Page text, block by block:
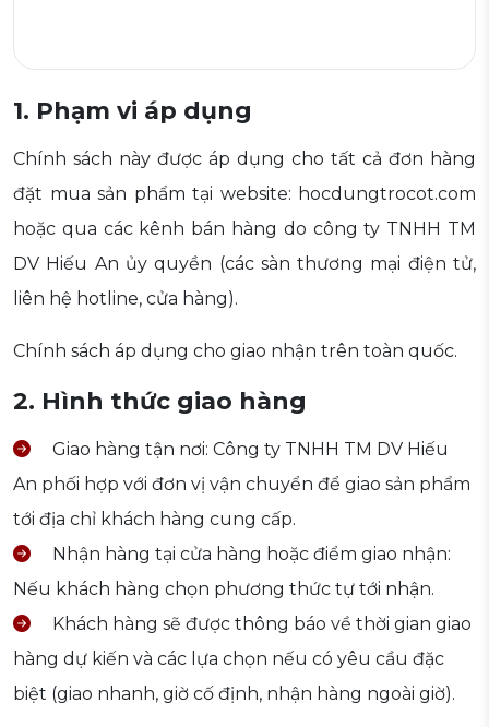
1. Phạm vi áp dụng
Chính sách này được áp dụng cho tất cả đơn hàng
đặt mua sản phẩm tại website: hocdungtrocot.com
hoặc qua các kênh bán hàng do công ty TNHH TM
DV Hiếu An ủy quyền (các sàn thương mại điện tử,
liên hệ hotline, cửa hàng).
Chính sách áp dụng cho giao nhận trên toàn quốc.
2. Hình thức giao hàng
Giao hàng tận nơi: Công ty TNHH TM DV Hiếu
An phối hợp với đơn vị vận chuyển để giao sản phẩm
tới địa chỉ khách hàng cung cấp.
Nhận hàng tại cửa hàng hoặc điểm giao nhận:
Nếu khách hàng chọn phương thức tự tới nhận.
Khách hàng sẽ được thông báo về thời gian giao
hàng dự kiến và các lựa chọn nếu có yêu cầu đặc
biệt (giao nhanh, giờ cố định, nhận hàng ngoài giờ).